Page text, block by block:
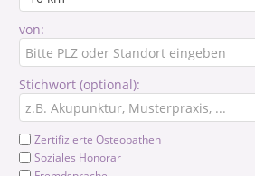
von:
Stichwort (optional):
Zertifizierte Osteopathen
Soziales Honorar